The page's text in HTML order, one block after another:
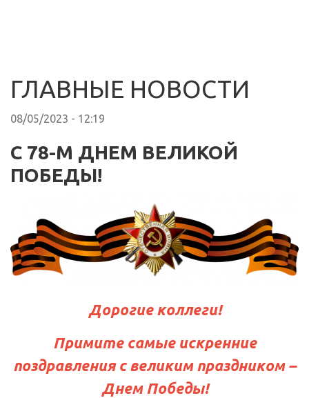
ГЛАВНЫЕ НОВОСТИ
08/05/2023 - 12:19
С 78-М ДНЕМ ВЕЛИКОЙ
ПОБЕДЫ!
Дорогие коллеги!
Примите самые искренние
поздравления с великим праздником –
Днем Победы!